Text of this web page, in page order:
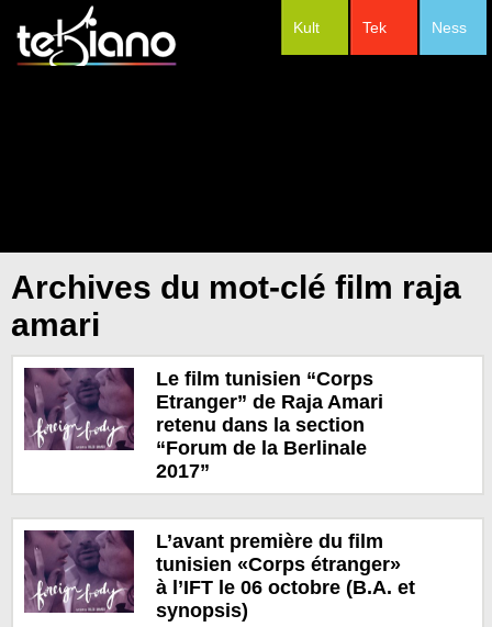
Ness
Tek
Kult
Archives du mot-clé film raja
amari
Le film tunisien “Corps
Etranger” de Raja Amari
retenu dans la section
“Forum de la Berlinale
2017”
L’avant première du film
tunisien «Corps étranger»
à l’IFT le 06 octobre (B.A. et
synopsis)